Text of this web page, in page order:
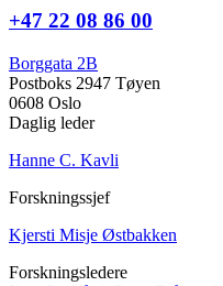
+47 22 08 86 00
Borggata 2B
Postboks 2947 Tøyen
0608 Oslo
Daglig leder
Hanne C. Kavli
Forskningssjef
Kjersti Misje Østbakken
Forskningsledere